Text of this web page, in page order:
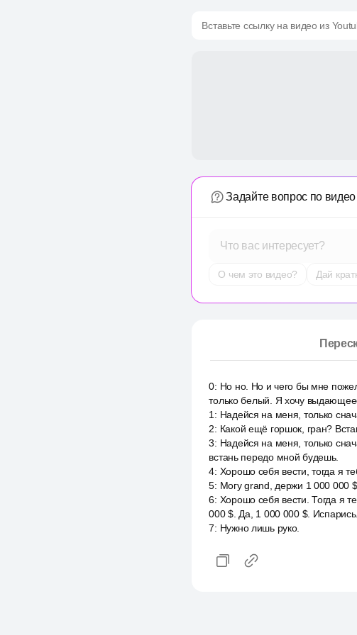
Вставьте ссылку на видео из
Задайте вопрос по видео
Что вас интересует?
О чем это видео? Дай
0: Но но. Но и чего бы мне
только белый. Я хочу
1 : Надейся на меня, только
2: Какой ещё горшок, гран?
3: Надейся на меня, только
встань передо мной будешь.
4: Хорошо себя вести, тогда я
5: Могу grand, держи 1 000 000
6: Хорошо себя вести. Тогда я
000 $. Да, 1 000 000 $.
7: Нужно лишь руко.